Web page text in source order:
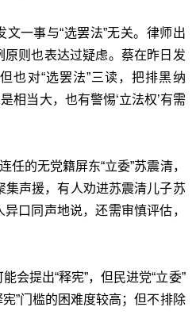
一事与“选罢法”无关。律师出
则也表达过疑虑。蔡在昨日发
也对“选罢法”三读，把排黑纳
相当大，也有警惕‘立法权’有需
任的无党籍屏东“立委”苏震清，
集声援，有人劝进苏震清儿子苏
口同声地说，还需审慎评估，
会提出“释宪”，但民进党“立委”
宪”门槛的困难度较高；但不排除